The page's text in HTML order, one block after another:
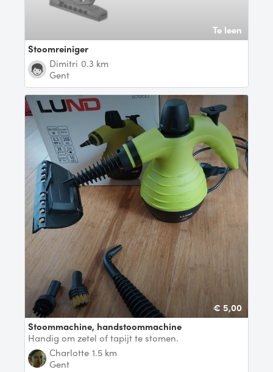
Te leen
Stoomreiniger
Dimitri 0.3 km
Gent
€ 5,00
Stoommachine, handstoommachine
Handig om zetel of tapijt te stomen.
Charlotte 1.5 km
Gent